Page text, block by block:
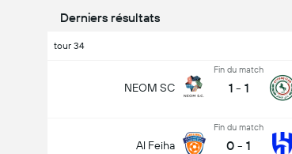
Derniers résultats
tour 34
NEOM SC
Fin du match
1 - 1
Al Feiha
Fin du match
0 - 1